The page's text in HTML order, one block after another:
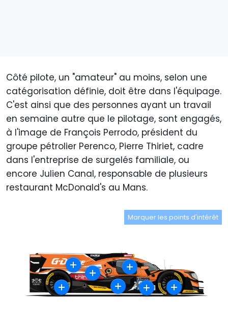
Côté pilote, un "amateur" au moins, selon une
catégorisation définie, doit être dans l'équipage.
C'est ainsi que des personnes ayant un travail
en semaine autre que le pilotage, sont engagés,
à l'image de François Perrodo, président du
groupe pétrolier Perenco, Pierre Thiriet, cadre
dans l'entreprise de surgelés familiale, ou
encore Julien Canal, responsable de plusieurs
restaurant McDonald's au Mans.
Marquer les points d'intérêt